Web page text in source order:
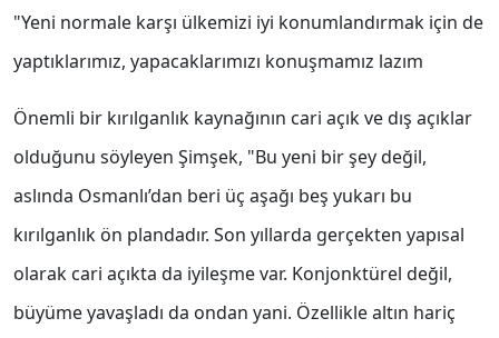
"Yeni normale karşı ülkemizi iyi konumlandırmak için de
yaptıklarımız, yapacaklarımızı konuşmamız lazım
Önemli bir kırılganlık kaynağının cari açık ve dış açıklar
olduğunu söyleyen Şimşek, "Bu yeni bir şey değil,
aslında Osmanlı’dan beri üç aşağı beş yukarı bu
kırılganlık ön plandadır. Son yıllarda gerçekten yapısal
olarak cari açıkta da iyileşme var. Konjonktürel değil,
büyüme yavaşladı da ondan yani. Özellikle altın hariç